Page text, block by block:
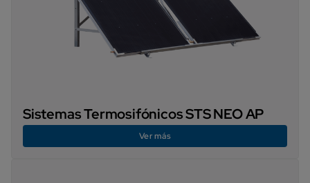
Sistemas Termosifónicos STS NEO AP
Ver más